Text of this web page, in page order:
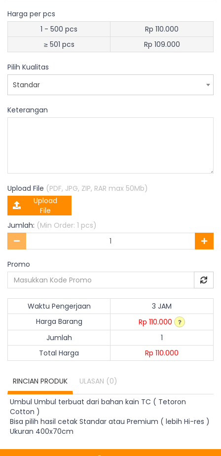
Harga per pcs
1 - 500 pcs
Rp 110.000
≥ 501 pcs
Rp 109.000
Pilih Kualitas
Standar
Keterangan
Upload File (PDF, JPG, ZIP, RAR max 50Mb)
Upload
File
Jumlah: (Min Order: 1 pcs)
Promo
Waktu Pengerjaan
3 JAM
Harga Barang
Rp 110.000
Jumlah
1
Total Harga
Rp 110.000
RINCIAN PRODUK ULASAN (0)
Umbul Umbul terbuat dari bahan kain TC ( Tetoron
Cotton )
Bisa pilih hasil cetak Standar atau Premium ( lebih Hi-res )
Ukuran 400x70cm